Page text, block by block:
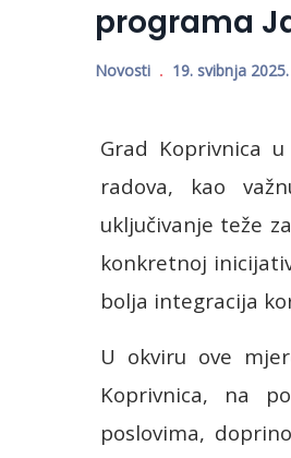
programa
Novosti 19. svibnja 2025.
Grad Koprivnica
radova, kao
uključivanje teže
konkretnoj
bolja integracija
U okviru ove
Koprivnica, na
poslovima,